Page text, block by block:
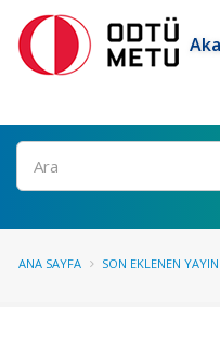
Ara
ANA SAYFA SON EKLENEN